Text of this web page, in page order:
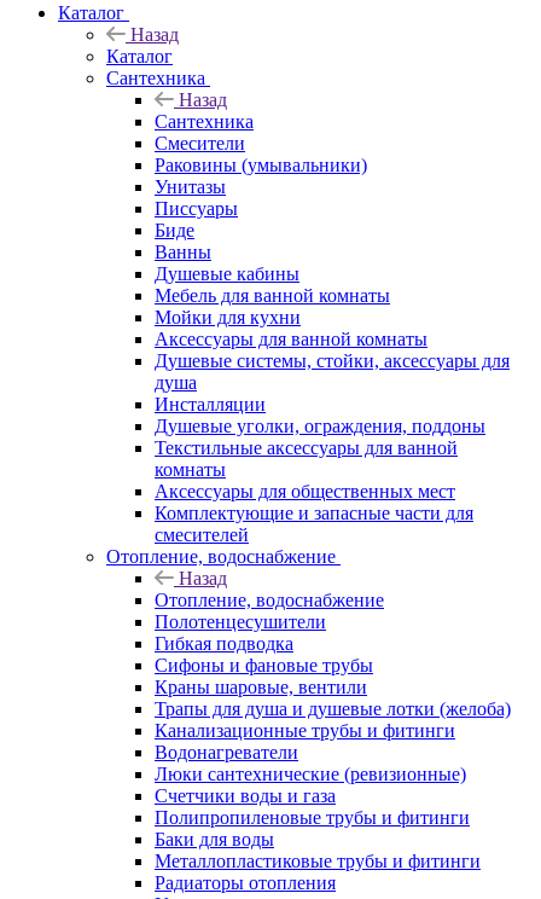
Каталог
Назад
Каталог
Сантехника
Назад
Сантехника
Смесители
Раковины (умывальники)
Унитазы
Писсуары
Биде
Ванны
Душевые кабины
Мебель для ванной комнаты
Мойки для кухни
Аксессуары для ванной комнаты
Душевые системы, стойки, аксессуары для
душа
Инсталляции
Душевые уголки, ограждения, поддоны
Текстильные аксессуары для ванной
комнаты
Аксессуары для общественных мест
Комплектующие и запасные части для
смесителей
Отопление, водоснабжение
Назад
Отопление, водоснабжение
Полотенцесушители
Гибкая подводка
Сифоны и фановые трубы
Краны шаровые, вентили
Трапы для душа и душевые лотки (желоба)
Канализационные трубы и фитинги
Водонагреватели
Люки сантехнические (ревизионные)
Счетчики воды и газа
Полипропиленовые трубы и фитинги
Баки для воды
Металлопластиковые трубы и фитинги
Радиаторы отопления